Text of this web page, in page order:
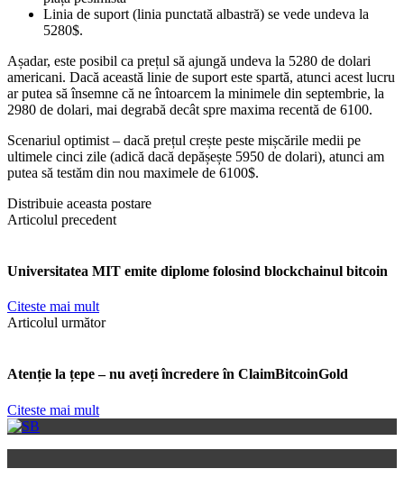
Linia de suport (linia punctată albastră) se vede undeva la
5280$.
Așadar, este posibil ca prețul să ajungă undeva la 5280 de dolari
americani. Dacă această linie de suport este spartă, atunci acest lucru
ar putea să însemne că ne întoarcem la minimele din septembrie, la
2980 de dolari, mai degrabă decât spre maxima recentă de 6100.
Scenariul optimist – dacă prețul crește peste mișcările medii pe
ultimele cinci zile (adică dacă depășește 5950 de dolari), atunci am
putea să testăm din nou maximele de 6100$.
Distribuie aceasta postare
Articolul precedent
Universitatea MIT emite diplome folosind blockchainul bitcoin
Citeste mai mult
Articolul următor
Atenție la țepe – nu aveți încredere în ClaimBitcoinGold
Citeste mai mult